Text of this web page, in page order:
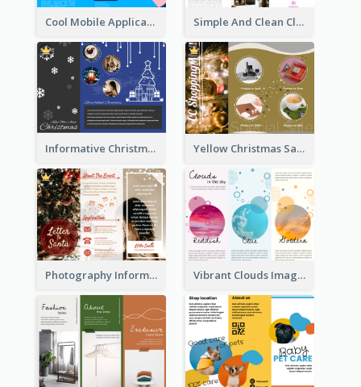
Cool Mobile Application Promotional Brochure Design Simple And Clean Clinic Brochure Design Ideas
Informative Christmas Brochure With Graphics And Photos Yellow Christmas Sale Brochure With Images Of Products
Photography Informative Christmas Event Brochure Vibrant Clouds Imagery Tri Fold Brochure